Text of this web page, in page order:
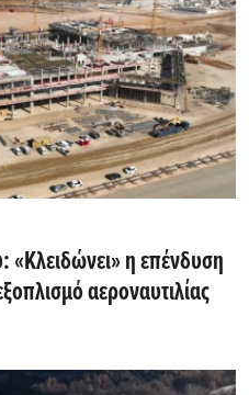
«Κλειδώνει» η επένδυση
αεροναυτιλίας